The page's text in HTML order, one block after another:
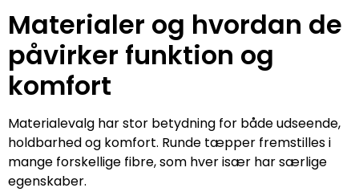
Materialer og hvordan de
påvirker funktion og
komfort
Materialevalg har stor betydning for både udseende,
holdbarhed og komfort. Runde tæpper fremstilles i
mange forskellige fibre, som hver især har særlige
egenskaber.